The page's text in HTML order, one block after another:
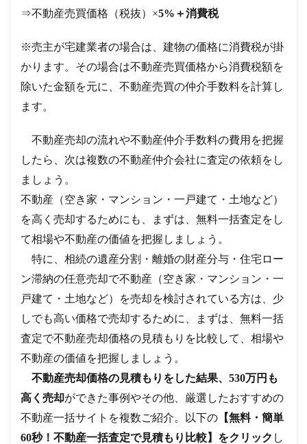
⇒不動産売買価格（税抜）×5%＋消費税
※売主が宅建業者の場合は、建物の価格に消費税が掛
かります。その場合は不動産売買価格から消費税額を
除いた金額を元に、不動産売買の仲介手数料を計算し
ます。
不動産売却の流れや不動産仲介手数料の費用を把握
したら、次は複数の不動産仲介会社に査定の依頼をし
ましょう。
不動産（空き家・マンション・一戸建て・土地など）
を高く売却するためにも、まずは、無料一括査定をし
て相場や不動産の価値を把握しましょう。
特に、相続の遺産分割・離婚の財産分与・住宅ロー
ン滞納の任意売却で不動産（空き家・マンション・一
戸建て・土地など）を売却を検討されている方は、少
しでも高い価格で売却するために、まずは、無料一括
査定で不動産売却価格の見積もりを比較して、相場や
不動産の価値を把握しましょう。
不動産売却価格の見積もりをした結果、530万円も
高く売却ができた事例やその他、厳選したおすすめの
不動産一括サイトを複数ご紹介。以下の 【無料・簡単
60秒！不動産一括査定で見積もり比較】をクリック し